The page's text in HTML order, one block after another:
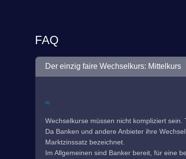
FAQ
Der einzig faire Wechselkurs: Mittelkurs
Wechselkurse müssen nicht kompliziert
Da Banken und andere Anbieter ihre
Marktzinssatz bezeichnet.
Im Allgemeinen sind Banker bereit, für eine